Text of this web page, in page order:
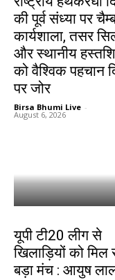
की पूर्व संध्या पर
कार्यशाला, तसर
और स्थानीय
को वैश्विक पहचान
पर जोर
Birsa Bhumi Live -
August 6, 2026
यूपी टी20 लीग से
खिलाड़ियों को मिल
बड़ा मंच : आयुष